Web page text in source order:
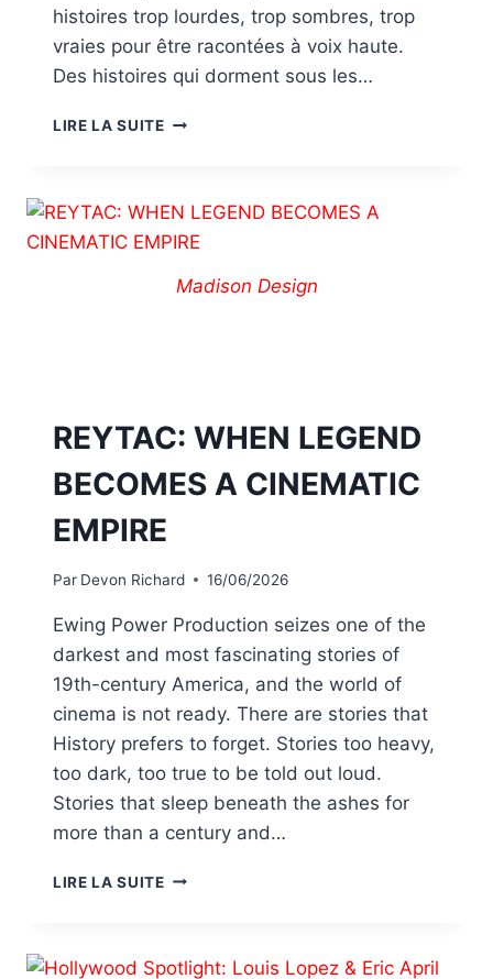
histoires trop lourdes, trop sombres, trop
vraies pour être racontées à voix haute.
Des histoires qui dorment sous les…
LIRE LA SUITE
Madison Design
REYTAC: WHEN LEGEND
BECOMES A CINEMATIC
EMPIRE
Par Devon Richard 16/06/2026
Ewing Power Production seizes one of the
darkest and most fascinating stories of
19th-century America, and the world of
cinema is not ready. There are stories that
History prefers to forget. Stories too heavy,
too dark, too true to be told out loud.
Stories that sleep beneath the ashes for
more than a century and…
LIRE LA SUITE